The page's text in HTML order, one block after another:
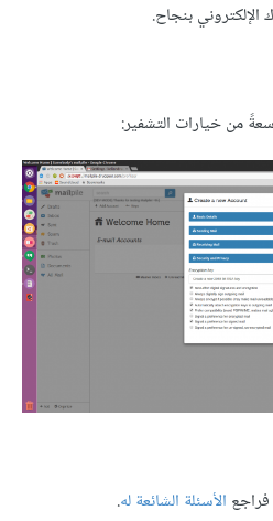
الأسئلة الشائعة له.